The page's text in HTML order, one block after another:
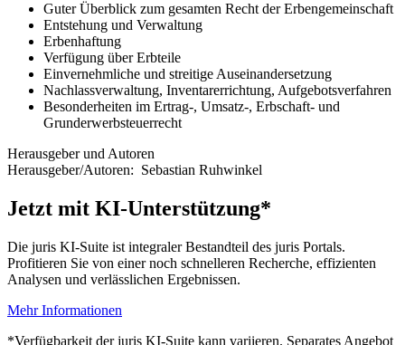
Guter Überblick zum gesamten Recht der Erbengemeinschaft
Entstehung und Verwaltung
Erbenhaftung
Verfügung über Erbteile
Einvernehmliche und streitige Auseinandersetzung
Nachlassverwaltung, Inventarerrichtung, Aufgebotsverfahren
Besonderheiten im Ertrag-, Umsatz-, Erbschaft- und
Grunderwerbsteuerrecht
Herausgeber und Autoren
Herausgeber/Autoren: Sebastian Ruhwinkel
Jetzt mit KI-Unterstützung*
Die juris KI-Suite ist integraler Bestandteil des juris Portals.
Profitieren Sie von einer noch schnelleren Recherche, effizienten
Analysen und verlässlichen Ergebnissen.
Mehr Informationen
*Verfügbarkeit der juris KI-Suite kann variieren. Separates Angebot